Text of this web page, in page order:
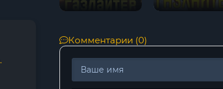
Комментарии (0)